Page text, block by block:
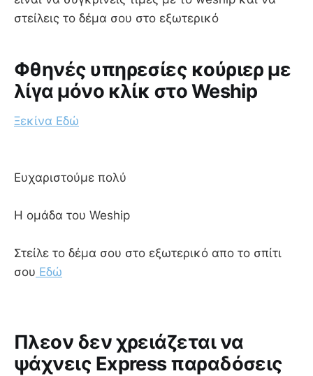
στείλεις το δέμα σου στο εξωτερικό
Φθηνές υπηρεσίες κούριερ με
λίγα μόνο κλίκ στο Weship
Ξεκίνα Εδώ
Ευχαριστούμε πολύ
Η ομάδα του Weship
Στείλε το δέμα σου στο εξωτερικό απο το σπίτι
σου Εδώ
Πλεον δεν χρειάζεται να
ψάχνεις Express παραδόσεις